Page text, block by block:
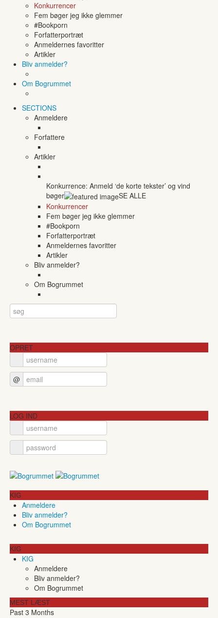
Konkurrencer
Fem bøger jeg ikke glemmer
#Bookporn
Forfatterportræt
Anmeldernes favoritter
Artikler
Bliv anmelder?
Om Bogrummet
SECTIONS
Anmeldere
Forfattere
Artikler
Konkurrence: Anmeld ‘de korte tekster’ og vind
bøger
SE ALLE
Konkurrencer
Fem bøger jeg ikke glemmer
#Bookporn
Forfatterportræt
Anmeldernes favoritter
Artikler
Bliv anmelder?
Om Bogrummet
OPRET
@
LOG IND
KIG
Anmeldere
Bliv anmelder?
Om Bogrummet
KIG
KIG
Anmeldere
Bliv anmelder?
Om Bogrummet
MEST LÆST
Past 3 Months